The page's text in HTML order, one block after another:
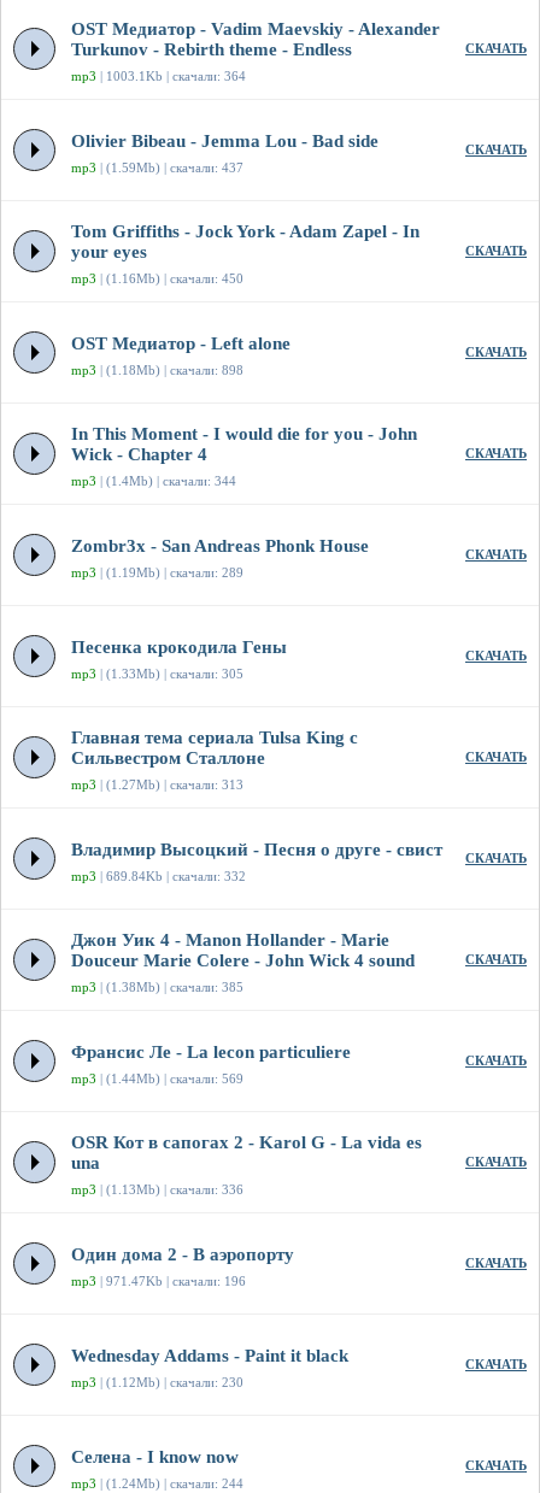
OST Медиатор - Vadim Maevskiy - Alexander
Turkunov - Rebirth theme - Endless
mp3 | 1003.1Kb | скачали: 364
СКАЧАТЬ
Olivier Bibeau - Jemma Lou - Bad side
mp3 | (1.59Mb) | скачали: 437
СКАЧАТЬ
Tom Griffiths - Jock York - Adam Zapel - In
your eyes
mp3 | (1.16Mb) | скачали: 450
СКАЧАТЬ
OST Медиатор - Left alone
mp3 | (1.18Mb) | скачали: 898
СКАЧАТЬ
In This Moment - I would die for you - John
Wick - Chapter 4
mp3 | (1.4Mb) | скачали: 344
СКАЧАТЬ
Zombr3x - San Andreas Phonk House
mp3 | (1.19Mb) | скачали: 289
СКАЧАТЬ
Песенка крокодила Гены
mp3 | (1.33Mb) | скачали: 305
СКАЧАТЬ
Главная тема сериала Tulsa King с
Сильвестром Сталлоне
mp3 | (1.27Mb) | скачали: 313
СКАЧАТЬ
Владимир Высоцкий - Песня о друге - свист
mp3 | 689.84Kb | скачали: 332
СКАЧАТЬ
Джон Уик 4 - Manon Hollander - Marie
Douceur Marie Colere - John Wick 4 sound
mp3 | (1.38Mb) | скачали: 385
СКАЧАТЬ
Франсис Ле - La lecon particuliere
mp3 | (1.44Mb) | скачали: 569
СКАЧАТЬ
OSR Кот в сапогах 2 - Karol G - La vida es
una
mp3 | (1.13Mb) | скачали: 336
СКАЧАТЬ
Один дома 2 - В аэропорту
mp3 | 971.47Kb | скачали: 196
СКАЧАТЬ
Wednesday Addams - Paint it black
mp3 | (1.12Mb) | скачали: 230
СКАЧАТЬ
Селена - I know now
mp3 | (1.24Mb) | скачали: 244
СКАЧАТЬ